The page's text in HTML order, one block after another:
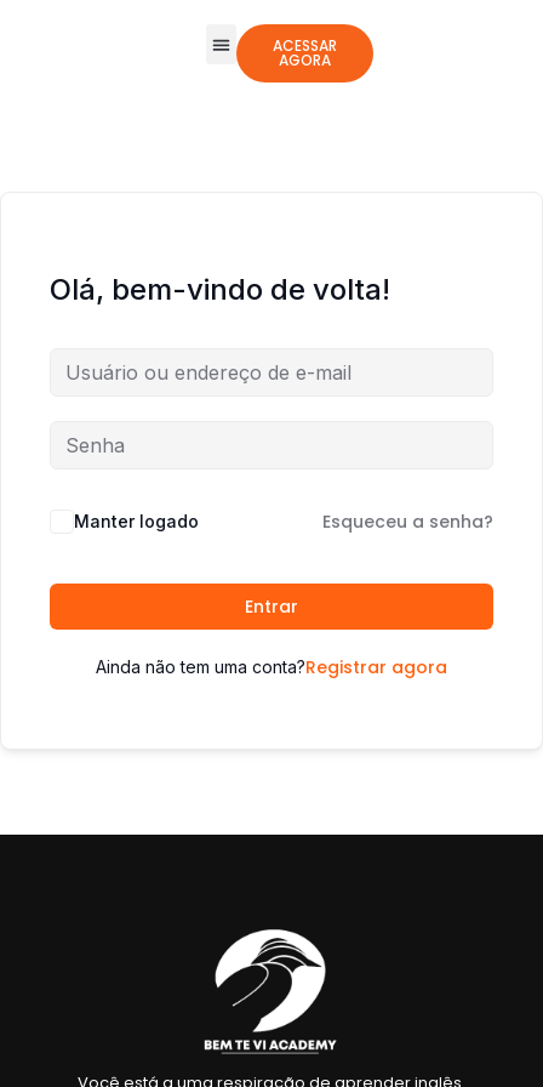
ACESSAR
AGORA
Olá, bem-vindo de volta!
Manter logado Esqueceu a senha?
Entrar
Ainda não tem uma conta?Registrar agora
Você está a uma respiração de aprender inglês.